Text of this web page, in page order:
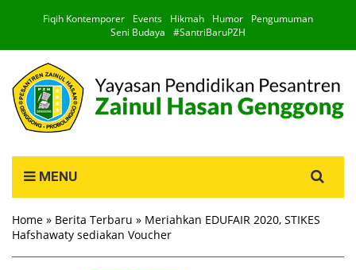
Fiqih Kontemporer Events Hikmah Humor
Pengumuman
Seni Budaya
#SantriBaruPZH
MENU
for:
Home » Berita Terbaru » Meriahkan EDUFAIR 2020, STIKES
Hafshawaty sediakan Voucher